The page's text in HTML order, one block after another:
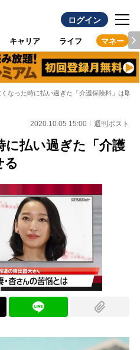
ログイン
キャリア ライフ マネー
なった時に払い過ぎた「介護保険料」は取り
2020.10.05 15:00 週刊ポスト
に払い過ぎた「介護
る